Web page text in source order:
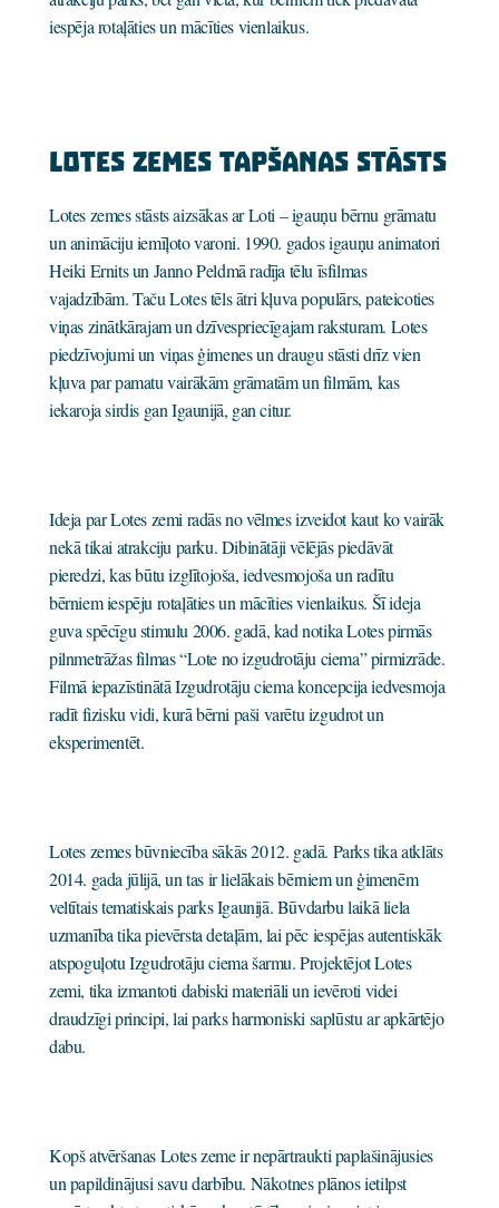
iespēja rotaļāties un mācīties vienlaikus.
Lotes zemes tapšanas stāsts
Lotes zemes stāsts aizsākas ar Loti – igauņu bērnu grāmatu
un animāciju iemīļoto varoni. 1990. gados igauņu animatori
Heiki Ernits un Janno Peldmā radīja tēlu īsfilmas
vajadzībām. Taču Lotes tēls ātri kļuva populārs, pateicoties
viņas zinātkārajam un dzīvespriecīgajam raksturam. Lotes
piedzīvojumi un viņas ģimenes un draugu stāsti drīz vien
kļuva par pamatu vairākām grāmatām un filmām, kas
iekaroja sirdis gan Igaunijā, gan citur.
Ideja par Lotes zemi radās no vēlmes izveidot kaut ko vairāk
nekā tikai atrakciju parku. Dibinātāji vēlējās piedāvāt
pieredzi, kas būtu izglītojoša, iedvesmojoša un radītu
bērniem iespēju rotaļāties un mācīties vienlaikus. Šī ideja
guva spēcīgu stimulu 2006. gadā, kad notika Lotes pirmās
pilnmetrāžas filmas “Lote no izgudrotāju ciema” pirmizrāde.
Filmā iepazīstinātā Izgudrotāju ciema koncepcija iedvesmoja
radīt fizisku vidi, kurā bērni paši varētu izgudrot un
eksperimentēt.
Lotes zemes būvniecība sākās 2012. gadā. Parks tika atklāts
2014. gada jūlijā, un tas ir lielākais bērniem un ģimenēm
veltītais tematiskais parks Igaunijā. Būvdarbu laikā liela
uzmanība tika pievērsta detaļām, lai pēc iespējas autentiskāk
atspoguļotu Izgudrotāju ciema šarmu. Projektējot Lotes
zemi, tika izmantoti dabiski materiāli un ievēroti videi
draudzīgi principi, lai parks harmoniski saplūstu ar apkārtējo
dabu.
Kopš atvēršanas Lotes zeme ir nepārtraukti paplašinājusies
un papildinājusi savu darbību. Nākotnes plānos ietilpst